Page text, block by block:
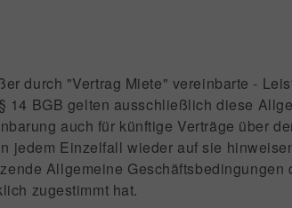
durch "Vertrag Miete" vereinbarte -
BGB gelten ausschließlich diese
auch für künftige Verträge über
jedem Einzelfall wieder auf sie
Allgemeine Geschäftsbedingungen
zugestimmt hat.